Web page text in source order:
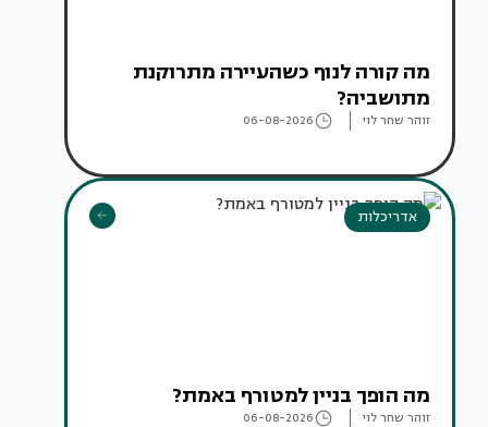
מה קורה לנוף כשהעיירה מתרוקנת
מתושביה?
זוהר שחר לוי 06-08-2026
אדריכלות
מה הופך בניין למטורף באמת?
זוהר שחר לוי 06-08-2026